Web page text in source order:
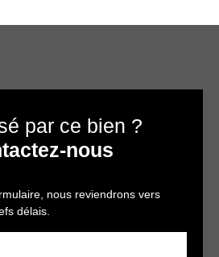
par ce bien ?
nous
nous reviendrons vers
délais.